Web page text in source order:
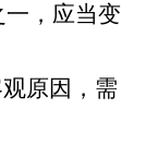
一，应当变
原因，需